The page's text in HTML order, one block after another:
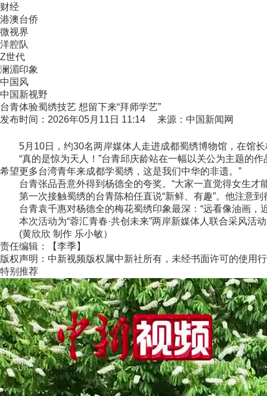
财经
港澳台侨
微视界
洋腔队
Z世代
澜湄印象
中国风
中国新视野
台青体验蜀绣技艺 想留下来“拜师学艺”
发布时间：2026年05月11日 11:14 来源：中国新闻网
5月10日，约30名两岸媒体人走进成都蜀绣博物馆，在馆长
“真的是惊为天人！”台青邱庆龄站在一幅以关公为主题的作
希望更多台湾青年来成都学蜀绣，这是我们中华的非遗。”
台青张品吾意外得到杨德全的夸奖。“大家一直觉得女生才
第一次接触蜀绣的台青陈柏任直说“新鲜、有趣”。他注意到
台青袁千惠对杨德全的梅花蜀绣印象最深：“远看像油画，
本次活动为“蓉汇青春·共创未来”两岸新媒体人联合采风活
(黄欣欣 制作 乐小敏）
责任编辑：【李季】
版权声明：中新视频版权属中新社所有，未经书面许可的使用
特别推荐